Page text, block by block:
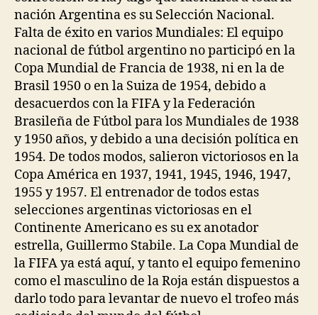
nación Argentina es su Selección Nacional.
Falta de éxito en varios Mundiales: El equipo
nacional de fútbol argentino no participó en la
Copa Mundial de Francia de 1938, ni en la de
Brasil 1950 o en la Suiza de 1954, debido a
desacuerdos con la FIFA y la Federación
Brasileña de Fútbol para los Mundiales de 1938
y 1950 años, y debido a una decisión política en
1954. De todos modos, salieron victoriosos en la
Copa América en 1937, 1941, 1945, 1946, 1947,
1955 y 1957. El entrenador de todos estas
selecciones argentinas victoriosas en el
Continente Americano es su ex anotador
estrella, Guillermo Stabile. La Copa Mundial de
la FIFA ya está aquí, y tanto el equipo femenino
como el masculino de la Roja están dispuestos a
darlo todo para levantar de nuevo el trofeo más